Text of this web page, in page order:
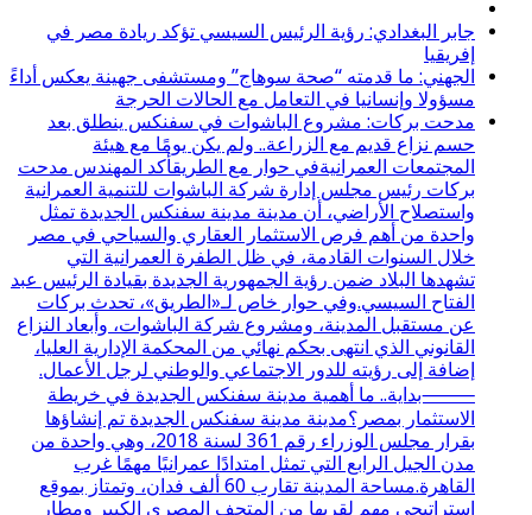
جابر البغدادي: رؤية الرئيس السيسي تؤكد ريادة مصر في
إفريقيا
الجهني: ما قدمته “صحة سوهاج” ومستشفى جهينة يعكس أداءً
مسؤولا وإنسانيا في التعامل مع الحالات الحرجة
مدحت بركات: مشروع الباشوات في سفنكس ينطلق بعد
حسم نزاع قديم مع الزراعة.. ولم يكن يومًا مع هيئة
المجتمعات العمرانيةفي حوار مع الطريقأكد المهندس مدحت
بركات رئيس مجلس إدارة شركة الباشوات للتنمية العمرانية
واستصلاح الأراضي، أن مدينة مدينة سفنكس الجديدة تمثل
واحدة من أهم فرص الاستثمار العقاري والسياحي في مصر
خلال السنوات القادمة، في ظل الطفرة العمرانية التي
تشهدها البلاد ضمن رؤية الجمهورية الجديدة بقيادة الرئيس عبد
الفتاح السيسي.وفي حوار خاص لـ«الطريق»، تحدث بركات
عن مستقبل المدينة، ومشروع شركة الباشوات، وأبعاد النزاع
القانوني الذي انتهى بحكم نهائي من المحكمة الإدارية العليا،
إضافة إلى رؤيته للدور الاجتماعي والوطني لرجل الأعمال.
⸻بداية.. ما أهمية مدينة سفنكس الجديدة في خريطة
الاستثمار بمصر؟مدينة مدينة سفنكس الجديدة تم إنشاؤها
بقرار مجلس الوزراء رقم 361 لسنة 2018، وهي واحدة من
مدن الجيل الرابع التي تمثل امتدادًا عمرانيًا مهمًا غرب
القاهرة.مساحة المدينة تقارب 60 ألف فدان، وتمتاز بموقع
استراتيجي مهم لقربها من المتحف المصري الكبير ومطار